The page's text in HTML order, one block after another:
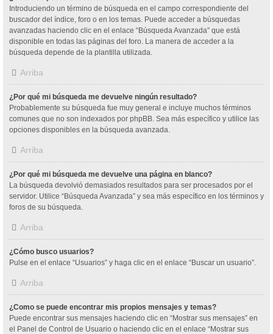
Introduciendo un término de búsqueda en el campo correspondiente del
buscador del índice, foro o en los temas. Puede acceder a búsquedas
avanzadas haciendo clic en el enlace “Búsqueda Avanzada” que está
disponible en todas las páginas del foro. La manera de acceder a la
búsqueda depende de la plantilla utilizada.
Arriba
¿Por qué mi búsqueda me devuelve ningún resultado?
Probablemente su búsqueda fue muy general e incluye muchos términos
comunes que no son indexados por phpBB. Sea más específico y utilice las
opciones disponibles en la búsqueda avanzada.
Arriba
¿Por qué mi búsqueda me devuelve una página en blanco?
La búsqueda devolvió demasiados resultados para ser procesados por el
servidor. Utilice “Búsqueda Avanzada” y sea más específico en los términos y
foros de su búsqueda.
Arriba
¿Cómo busco usuarios?
Pulse en el enlace “Usuarios” y haga clic en el enlace “Buscar un usuario”.
Arriba
¿Como se puede encontrar mis propios mensajes y temas?
Puede encontrar sus mensajes haciendo clic en “Mostrar sus mensajes” en
el Panel de Control de Usuario o haciendo clic en el enlace “Mostrar sus